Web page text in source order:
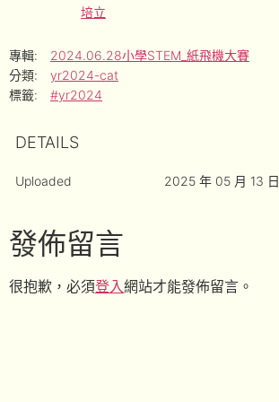
培立
專輯:
2024.06.28小學STEM_紙飛機大賽
分類:
yr2024-cat
標籤:
#yr2024
DETAILS
Uploaded 2025 年 05 月 13 日
發佈留言
很抱歉，必須登入網站才能發佈留言。